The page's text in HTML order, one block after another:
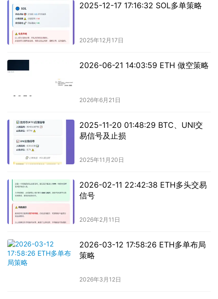
2025-12-17 17:16:32 SOL多单策略
2025年12月17日
2026-06-21 14:03:59 ETH 做空策略
2026年6月21日
2025-11-20 01:48:29 BTC、UNI交
易信号及止损
2025年11月20日
2026-02-11 22:42:38 ETH多头交易
信号
2026年2月11日
2026-03-12 17:58:26 ETH多单布局
策略
2026年3月12日